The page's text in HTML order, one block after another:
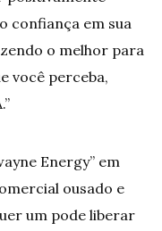
confiança em sua
o melhor para
você perceba,
Energy” em
ousado e
um pode liberar